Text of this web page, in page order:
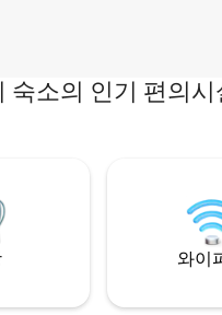
숙소의 인기 편의시
와이